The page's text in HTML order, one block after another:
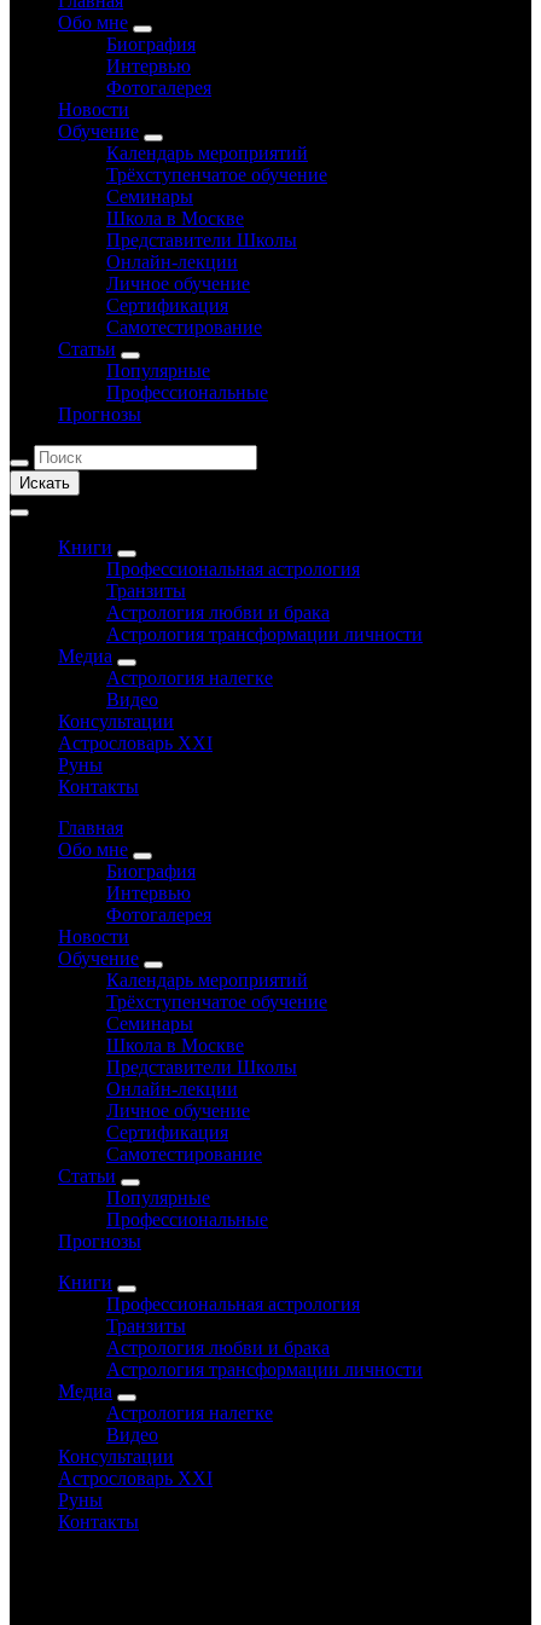
Обо мне
Биография
Интервью
Фотогалерея
Новости
Обучение
Календарь мероприятий
Трёхступенчатое обучение
Семинары
Школа в Москве
Представители Школы
Онлайн-лекции
Личное обучение
Сертификация
Самотестирование
Статьи
Популярные
Профессиональные
Прогнозы
Искать
Книги
Профессиональная астрология
Транзиты
Астрология любви и брака
Астрология трансформации личности
Медиа
Астрология налегке
Видео
Консультации
Астрословарь XXI
Руны
Контакты
Главная
Обо мне
Биография
Интервью
Фотогалерея
Новости
Обучение
Календарь мероприятий
Трёхступенчатое обучение
Семинары
Школа в Москве
Представители Школы
Онлайн-лекции
Личное обучение
Сертификация
Самотестирование
Статьи
Популярные
Профессиональные
Прогнозы
Книги
Профессиональная астрология
Транзиты
Астрология любви и брака
Астрология трансформации личности
Медиа
Астрология налегке
Видео
Консультации
Астрословарь XXI
Руны
Контакты